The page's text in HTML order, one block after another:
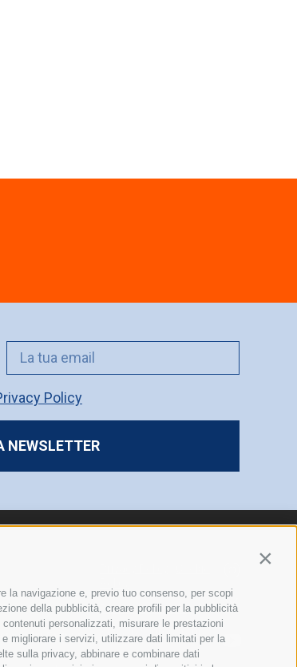
la navigazione e, previo tuo consenso, per scopi
della pubblicità, creare profili per la pubblicità
personalizzati, misurare le prestazioni
migliorare i servizi, utilizzare dati limitati per la
sulla privacy, abbinare e combinare dati
Policy
NEWSLETTER
nostri Gruppi
Preference Cookies
Made by
Jumpgroup